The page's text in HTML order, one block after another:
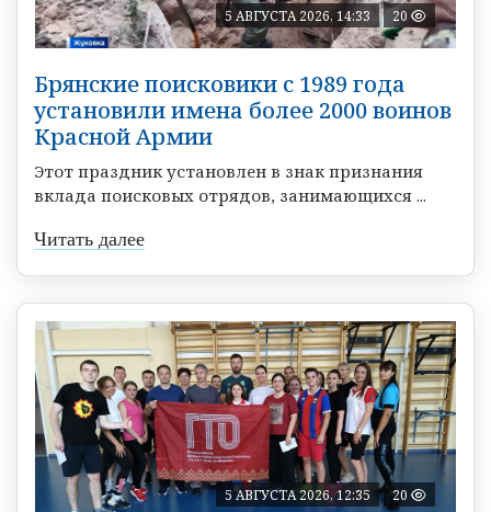
5 АВГУСТА 2026, 14:33 20
Брянские поисковики с 1989 года
установили имена более 2000 воинов
Красной Армии
Этот праздник установлен в знак признания
вклада поисковых отрядов, занимающихся ...
Читать далее
5 АВГУСТА 2026, 12:35 20